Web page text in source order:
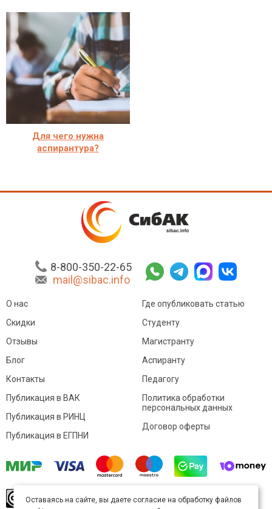
Для чего нужна
аспирантура?
8-800-350-22-65
mail@sibac.info
О нас
Скидки
Отзывы
Блог
Контакты
Где опубликовать статью
Студенту
Магистранту
Аспиранту
Педагогу
Публикация в ВАК
Публикация в РИНЦ
Публикация в ЕГПНИ
Политика обработки
персональных данных
Договор оферты
произведение доступно полицензии Creative
Оставаясь на сайте, вы даете согласие на обработку файлов